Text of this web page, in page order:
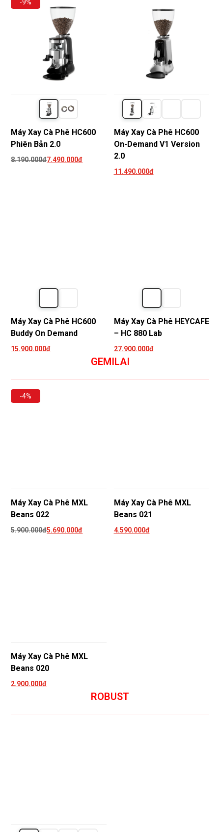
-9%
Máy Xay Cà Phê HC600
Phiên Bản 2.0
8.190.000đ7.490.000đ
Máy Xay Cà Phê HC600
On-Demand V1 Version
2.0
11.490.000đ
Máy Xay Cà Phê HC600
Buddy On Demand
15.900.000đ
Máy Xay Cà Phê HEYCAFE
– HC 880 Lab
27.900.000đ
GEMILAI
-4%
Máy Xay Cà Phê MXL
Beans 022
5.900.000đ5.690.000đ
Máy Xay Cà Phê MXL
Beans 021
4.590.000đ
Máy Xay Cà Phê MXL
Beans 020
2.900.000đ
ROBUST